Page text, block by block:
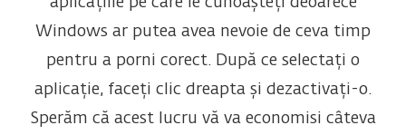
Windows ar putea avea nevoie de ceva timp
pentru a porni corect. După ce selectați o
aplicație, faceți clic dreapta și dezactivați-o.
Sperăm că acest lucru vă va economisi câteva